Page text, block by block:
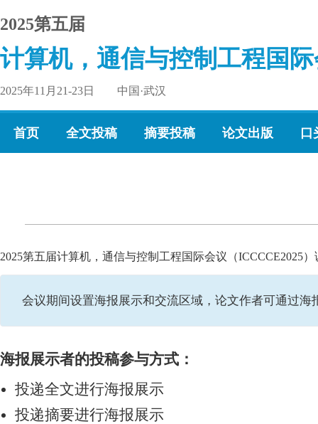
2025第五届
计算机，通信与控制工程国
2025年11月21-23日 中国·武汉
首页 全文投稿 摘要投稿 论文出版 口
2025第五届计算机，通信与控制工程国际会议（ICCCCE2025
会议期间设置海报展示和交流区域，论文作者可通过海
海报展示者的投稿参与方式：
投递全文进行海报展示
投递摘要进行海报展示